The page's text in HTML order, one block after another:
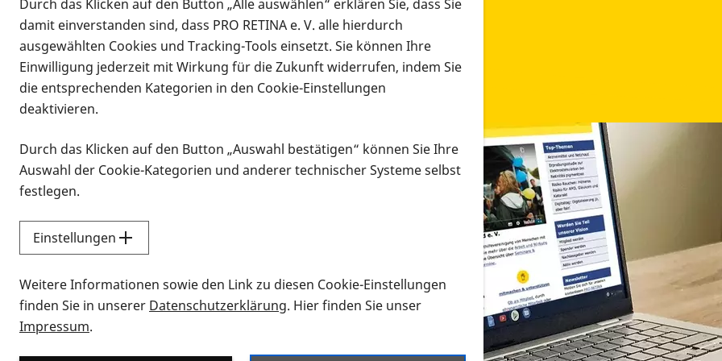
Infomaterial
Infomaterial
Vorlesen
Alle Infomaterialien in verschiedenen Formaten an
Sie möchten wissen, wie Sie nach Infonmaterial suchen und dieses bestellen bzw. herunterladen
Durch das Klicken auf den Button „Alle auswählen“ erklären Sie, dass Sie
damit einverstanden sind, dass PRO RETINA e. V. alle hierdurch
ausgewählten Cookies und Tracking-Tools einsetzt. Sie können Ihre
Einwilligung jederzeit mit Wirkung für die Zukunft widerrufen, indem Sie
die entsprechenden Kategorien in den Cookie-Einstellungen
deaktivieren.
Durch das Klicken auf den Button „Auswahl bestätigen“ können Sie Ihre
Auswahl der Cookie-Kategorien und anderer technischer Systeme selbst
festlegen.
Einstellungen
Weitere Informationen sowie den Link zu diesen Cookie-Einstellungen
finden Sie in unserer Datenschutzerklärung. Hier finden Sie unser
Impressum.